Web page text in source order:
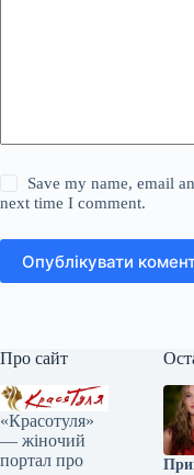
Save my name, email
next time I comment.
Опублікувати
Про сайт
«Красотуля»
— жіночий
портал про